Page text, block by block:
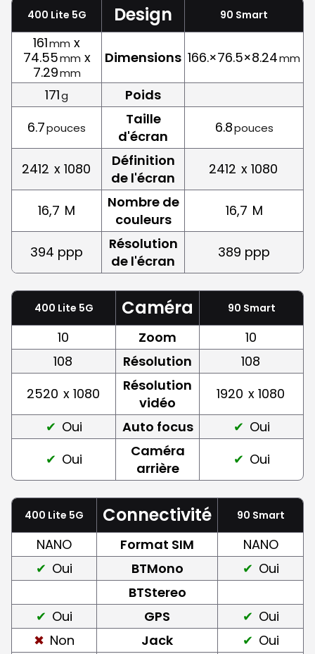
400 Lite 5G Design 90 Smart
161mm x
74.55mm x
7.29mm
Dimensions 166.×76.5×8.24mm
171g
Poids
6.7pouces
Taille
d'écran
6.8pouces
2412 x 1080
Définition
de l'écran
2412 x 1080
16,7 M
Nombre de
couleurs
16,7 M
394 ppp
Résolution
de l'écran
389 ppp
400 Lite 5G Caméra 90 Smart
10 Zoom
10
108
Résolution
108
2520 x 1080
Résolution
vidéo
1920 x 1080
Oui
Auto focus
Oui
Oui
Caméra
arrière
Oui
400 Lite 5G Connectivité 90 Smart
NANO Format SIM
NANO
Oui
BTMono
Oui
BTStereo
Oui
GPS
Oui
Non
Jack
Oui